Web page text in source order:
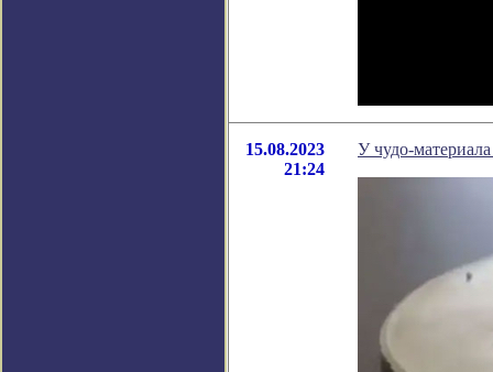
15.08.2023
21:24
У чудо-